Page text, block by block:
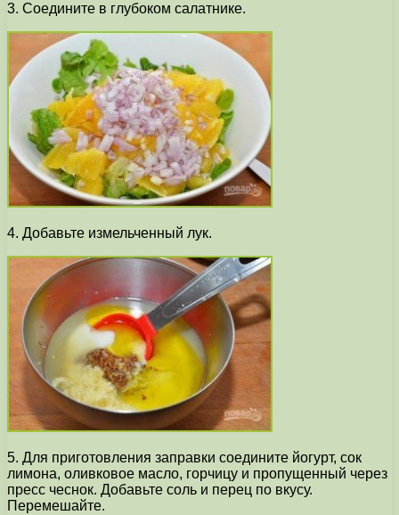
3. Соедините в глубоком салатнике.
4. Добавьте измельченный лук.
5. Для приготовления заправки соедините йогурт, сок
лимона, оливковое масло, горчицу и пропущенный через
пресс чеснок. Добавьте соль и перец по вкусу.
Перемешайте.